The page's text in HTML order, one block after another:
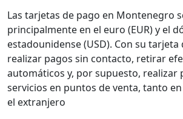
Las tarjetas de pago en Montenegro
principalmente en el euro (EUR) y el
estadounidense (USD). Con su
realizar pagos sin contacto, retirar
automáticos y, por supuesto, realizar
servicios en puntos de venta, tanto
el extranjero